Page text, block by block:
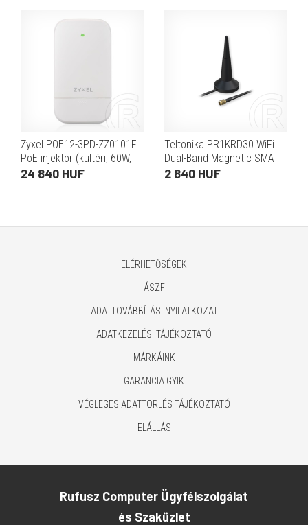
Zyxel POE12-3PD-ZZ0101F
PoE injektor (kültéri, 60W,
4x PoE++)
24 840 HUF
Teltonika PR1KRD30 WiFi
Dual-Band Magnetic SMA
Antenna
2 840 HUF
ELÉRHETŐSÉGEK
ÁSZF
ADATTOVÁBBÍTÁSI NYILATKOZAT
ADATKEZELÉSI TÁJÉKOZTATÓ
MÁRKÁINK
GARANCIA GYIK
VÉGLEGES ADATTÖRLÉS TÁJÉKOZTATÓ
ELÁLLÁS
Rufusz Computer Ügyfélszolgálat
és Szaküzlet